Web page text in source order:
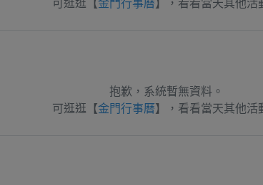
可逛逛【金門行事曆】，看看當天其他活
抱歉，系統暫無資料。
可逛逛【金門行事曆】，看看當天其他活